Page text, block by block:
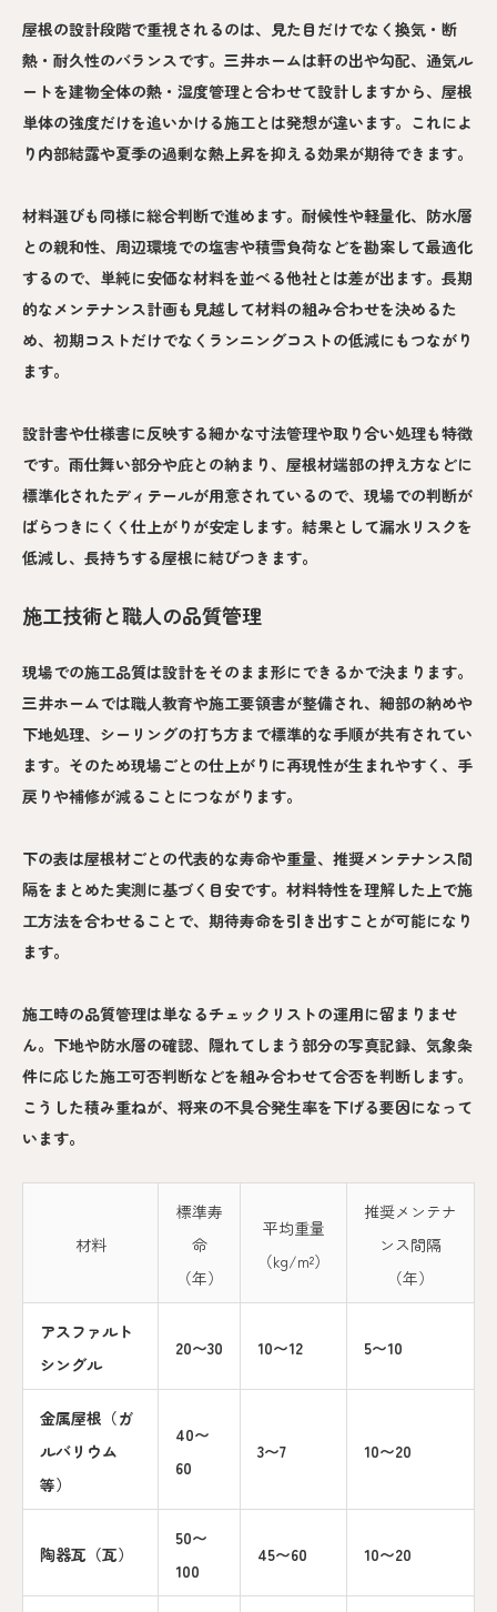
屋根の設計段階で重視されるのは、見た目だけでなく換気・断
熱・耐久性のバランスです。三井ホームは軒の出や勾配、通気ル
ートを建物全体の熱・湿度管理と合わせて設計しますから、屋根
単体の強度だけを追いかける施工とは発想が違います。これによ
り内部結露や夏季の過剰な熱上昇を抑える効果が期待できます。
材料選びも同様に総合判断で進めます。耐候性や軽量化、防水層
との親和性、周辺環境での塩害や積雪負荷などを勘案して最適化
するので、単純に安価な材料を並べる他社とは差が出ます。長期
的なメンテナンス計画も見越して材料の組み合わせを決めるた
め、初期コストだけでなくランニングコストの低減にもつながり
ます。
設計書や仕様書に反映する細かな寸法管理や取り合い処理も特徴
です。雨仕舞い部分や庇との納まり、屋根材端部の押え方などに
標準化されたディテールが用意されているので、現場での判断が
ばらつきにくく仕上がりが安定します。結果として漏水リスクを
低減し、長持ちする屋根に結びつきます。
施工技術と職人の品質管理
現場での施工品質は設計をそのまま形にできるかで決まります。
三井ホームでは職人教育や施工要領書が整備され、細部の納めや
下地処理、シーリングの打ち方まで標準的な手順が共有されてい
ます。そのため現場ごとの仕上がりに再現性が生まれやすく、手
戻りや補修が減ることにつながります。
下の表は屋根材ごとの代表的な寿命や重量、推奨メンテナンス間
隔をまとめた実測に基づく目安です。材料特性を理解した上で施
工方法を合わせることで、期待寿命を引き出すことが可能になり
ます。
施工時の品質管理は単なるチェックリストの運用に留まりませ
ん。下地や防水層の確認、隠れてしまう部分の写真記録、気象条
件に応じた施工可否判断などを組み合わせて合否を判断します。
こうした積み重ねが、将来の不具合発生率を下げる要因になって
います。
材料
標準寿
命
（年）
平均重量
（kg/m²）
推奨メンテナ
ンス間隔
（年）
アスファルト
シングル
20〜30 10〜12 5〜10
金属屋根（ガ
ルバリウム
等）
40〜
60
3〜7 10〜20
陶器瓦（瓦）
50〜
100
45〜60 10〜20